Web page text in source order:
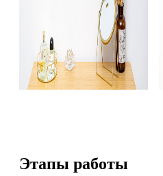
Этапы работы